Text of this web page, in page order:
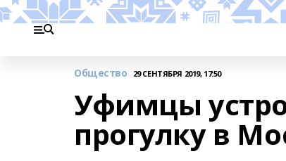
Общество 29 СЕНТЯБРЯ 2019, 17:50
Уфимцы
прогулку в